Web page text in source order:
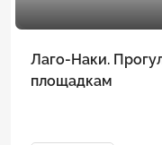
Лаго-Наки.
площадкам